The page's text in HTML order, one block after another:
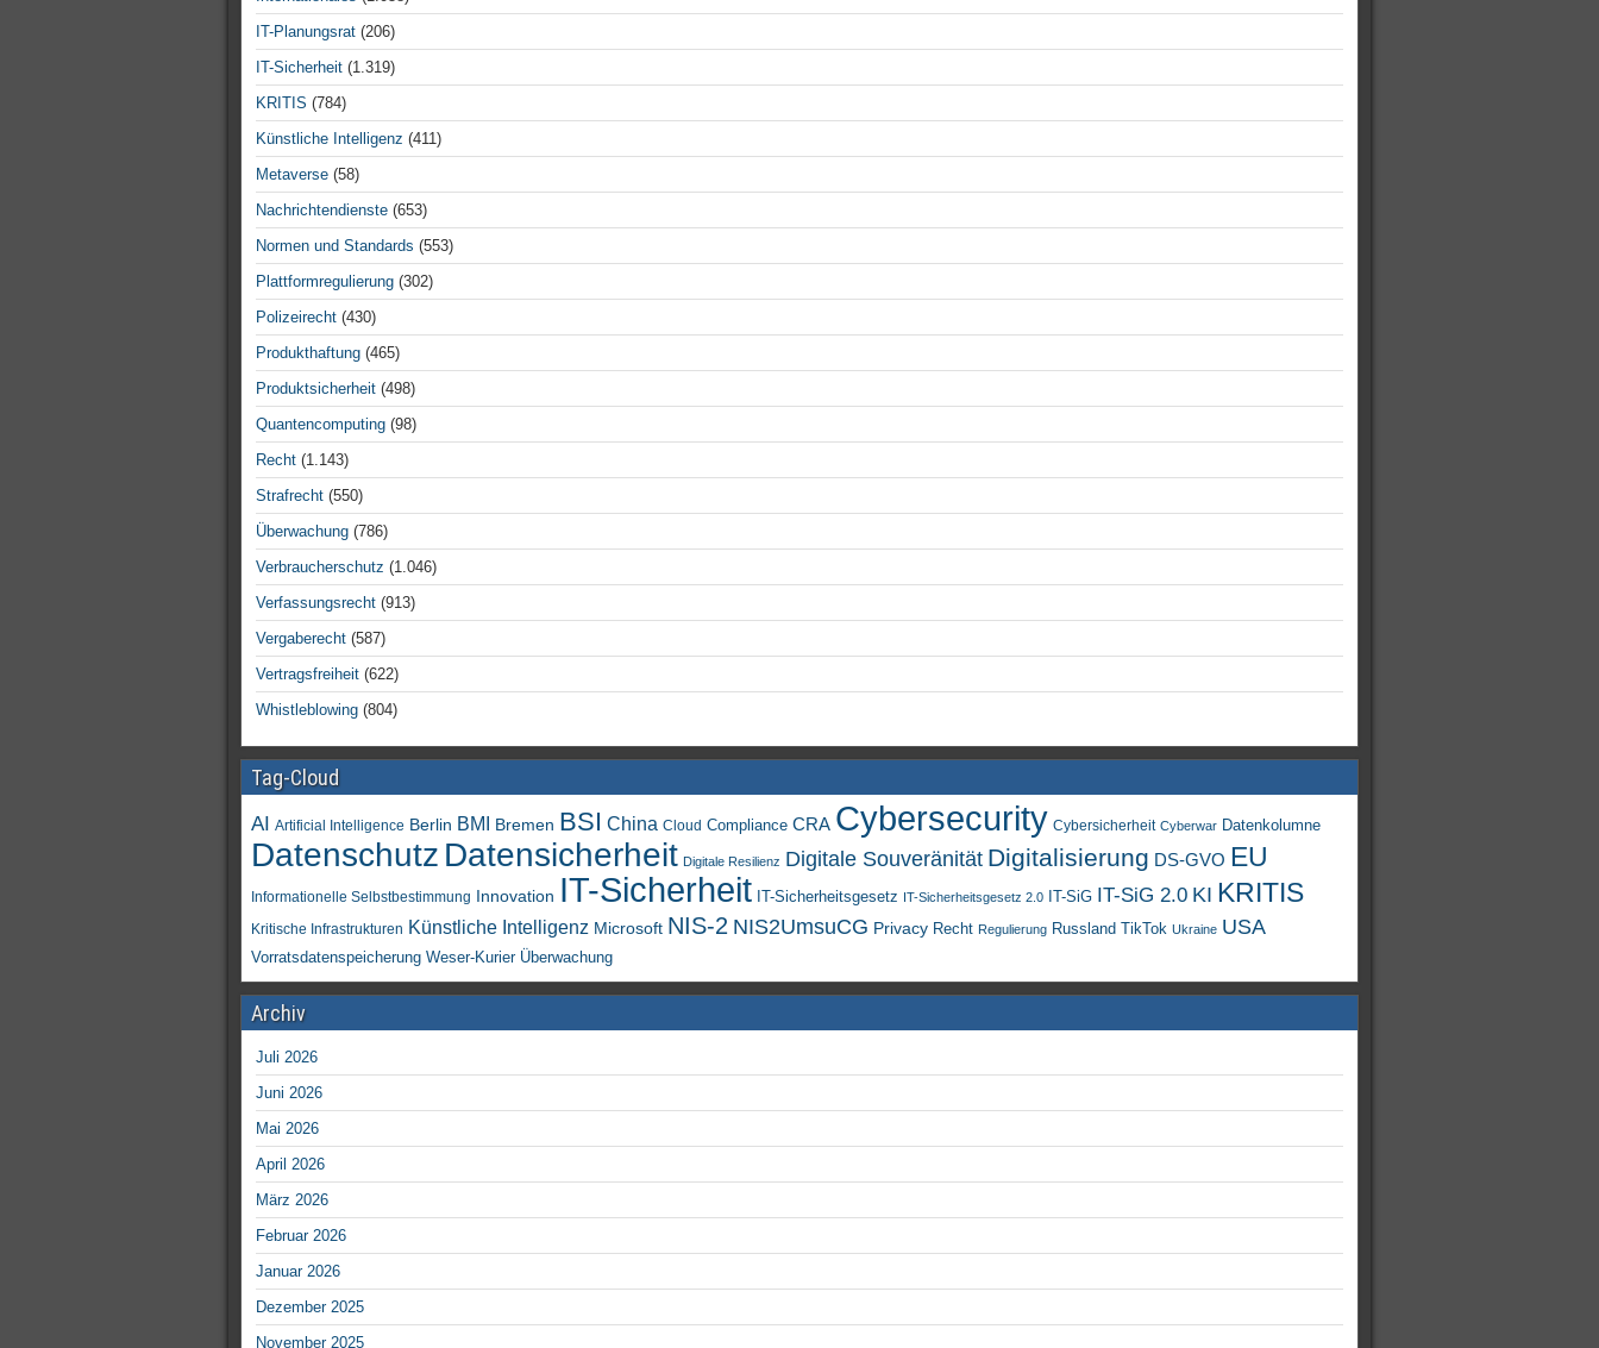
IT-Planungsrat (206)
IT-Sicherheit (1.319)
KRITIS (784)
Künstliche Intelligenz (411)
Metaverse (58)
Nachrichtendienste (653)
Normen und Standards (553)
Plattformregulierung (302)
Polizeirecht (430)
Produkthaftung (465)
Produktsicherheit (498)
Quantencomputing (98)
Recht (1.143)
Strafrecht (550)
Überwachung (786)
Verbraucherschutz (1.046)
Verfassungsrecht (913)
Vergaberecht (587)
Vertragsfreiheit (622)
Whistleblowing (804)
Tag-Cloud
AI Artificial Intelligence Berlin BMI Bremen BSI China Cloud Compliance CRA Cybersecurity Cybersicherheit Cyberwar Datenkolumne
Datenschutz Datensicherheit Digitale Resilienz Digitale Souveränität Digitalisierung DS-GVO EU
Informationelle Selbstbestimmung Innovation IT-Sicherheit IT-Sicherheitsgesetz IT-Sicherheitsgesetz 2.0 IT-SiG IT-SiG 2.0 KI KRITIS
Kritische Infrastrukturen Künstliche Intelligenz Microsoft NIS-2 NIS2UmsuCG Privacy Recht Regulierung Russland TikTok Ukraine USA
Vorratsdatenspeicherung Weser-Kurier Überwachung
Archiv
Juli 2026
Juni 2026
Mai 2026
April 2026
März 2026
Februar 2026
Januar 2026
Dezember 2025
November 2025